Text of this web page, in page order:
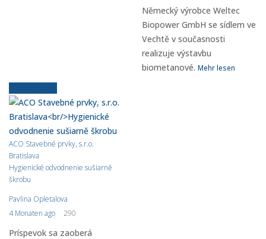
Německý výrobce Weltec
Biopower GmbH se sídlem ve
Vechtě v současnosti
realizuje výstavbu
biometanové. Mehr lesen
ACO Stavebné prvky, s.r.o.
Bratislava
Hygienické odvodnenie sušiarně
škrobu
Pavlina Opletalova
4 Monaten ago
290
Príspevok sa zaoberá